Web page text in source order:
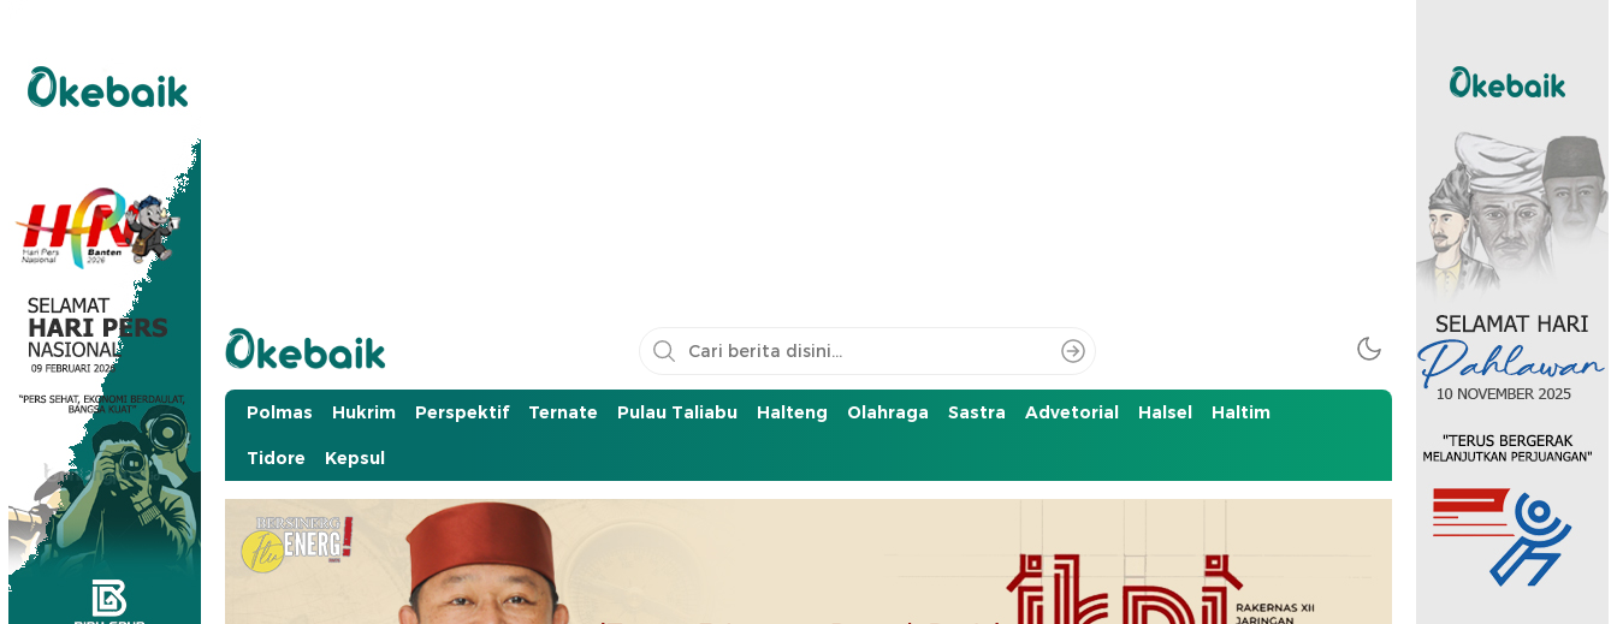
Okebaik.id
Baiknya Dibaca
Polmas Hukrim Perspektif Ternate Pulau Taliabu Halteng Olahraga Sastra Advetorial Halsel Haltim
Tidore Kepsul